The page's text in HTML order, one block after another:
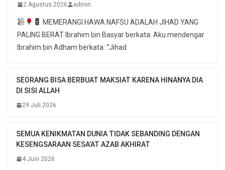
2 Agustus 2026 admin
MEMERANGI HAWA NAFSU ADALAH JIHAD YANG
PALING BERAT Ibrahim bin Basyar berkata: Aku mendengar
Ibrahim bin Adham berkata: “Jihad
SEORANG BISA BERBUAT MAKSIAT KARENA HINANYA DIA
DI SISI ALLAH
29 Juli 2026
SEMUA KENIKMATAN DUNIA TIDAK SEBANDING DENGAN
KESENGSARAAN SESA’AT AZAB AKHIRAT
4 Juni 2026